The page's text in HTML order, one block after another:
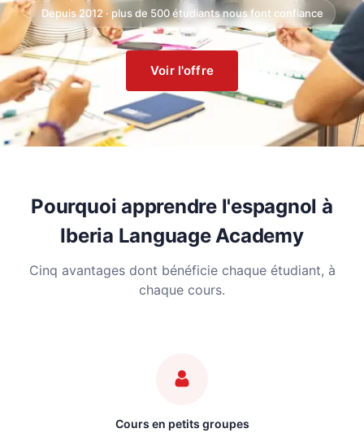
Depuis 2012 · plus de 500 étudiants nous font confiance
Voir l'offre
Pourquoi apprendre l'espagnol à
Iberia Language Academy
Cinq avantages dont bénéficie chaque étudiant, à
chaque cours.
Cours en petits groupes